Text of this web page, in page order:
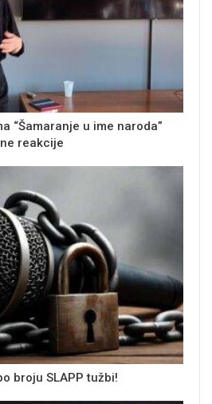
“Šamaranje u ime naroda”
reakcije
broju SLAPP tužbi!